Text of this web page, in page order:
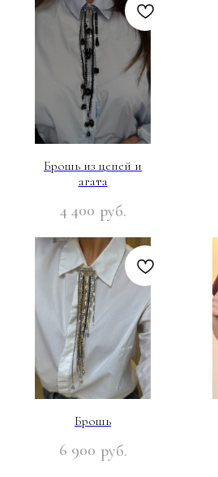
Брошь из цепей и
агата
4 400 руб.
Брошь
6 900 руб.